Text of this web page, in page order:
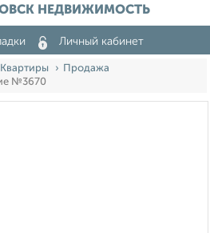
НЕДВИЖИМОСТЬ
Личный кабинет
Квартиры
Продажа
№3670